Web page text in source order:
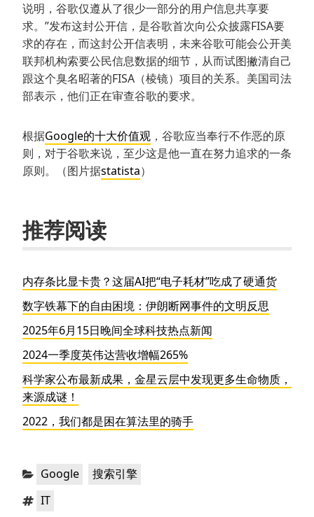
说明，谷歌仅遵从了很少一部分的用户信息共享要
求。”发布这封公开信，是谷歌首次向公众披露FISA要
求的存在，而这封公开信表明，未来谷歌可能会公开美
联邦机构索要公民信息数据的细节，从而试图撇清自己
跟这个臭名昭著的FISA（棱镜）项目的关系。美国司法
部表示，他们正在审查谷歌的要求。
根据Google的十大价值观 ，谷歌应当奉行不作恶的原
则，对于谷歌来说，至少这是他一直在努力追求的一条
原则。（图片据statista）
推荐阅读
内存条比显卡贵？这届AI把“电子耗材”吃成了硬通货
数字铁幕下的自由困境：伊朗断网事件的文明反思
2025年6月15日晚间全球科技热点新闻
2024一季度英伟达营收增幅265%
科学家公布最新成果，金星云层中发现更多生命物质，
来源成谜！
2022，我们都是困在算法里的骑手
分
Google ，
搜索引擎
标 IT